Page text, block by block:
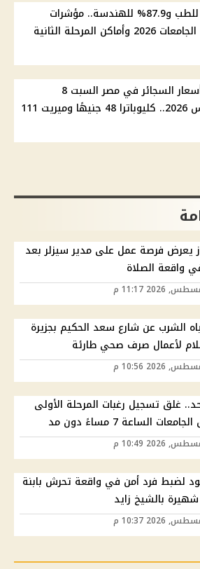
92.8% للطب و87.9% للهندسة.. مؤشرات
المرحلة الثانية
قائمة أسعار السجائر في مصر السبت 8
أغسطس 2026.. كليوباترا 48 جنيهًا وميريت 111
يعرض فرصة عمل على مدير سيزلر بعد
واقعة الصلاة
الشرب عن شارع سعد الحكيم بجزيرة
لأعمال صرف صحي طارئة
غلق تسجيل رغبات المرحلة الأولى
الساعة 7 مساءً دون مد
لضبط فرد أمن في واقعة تحرش بابنة
بالشيخ زايد